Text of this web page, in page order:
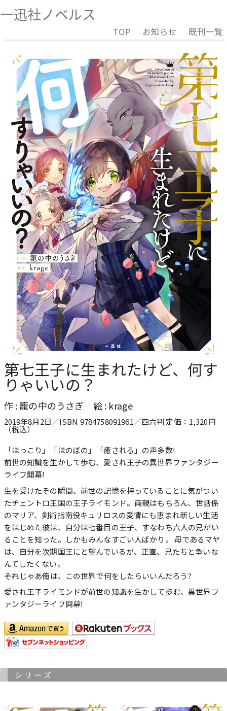
一迅社ノベルス
TOP お知らせ 既刊一覧
第七王子に生まれたけど、何す
りゃいいの？
作 : 籠の中のうさぎ 絵 : krage
2019年8月2日／ISBN 9784758091961／四六判 定価：1,320円
（税込）
「ほっこり」「ほのぼの」「癒される」の声多数!
前世の知識を生かして歩む、愛され王子の異世界ファンタジー
ライフ開幕!
生を受けたその瞬間、前世の記憶を持っていることに気がつい
たチェントロ王国の王子ライモンド。両親はもちろん、世話係
のマリア、剣術指南役キュリロスの愛情にも恵まれ新しい生活
をはじめた彼は、自分は七番目の王子、すなわち六人の兄がい
ることを知った。しかもみんなすごい人ばかり。 母であるマヤ
は、自分を次期国王にと望んでいるが、正直、兄たちと争いな
んてしたくない。
――それじゃあ俺は、この世界で何をしたらいいんだろう?
愛され王子ライモンドが前世の知識を生かして歩む、異世界フ
ァンタジーライフ開幕!
シリーズ